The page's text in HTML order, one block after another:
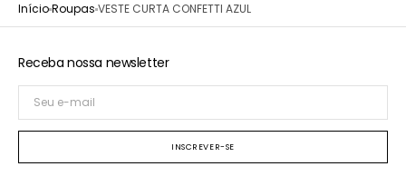
InícioRoupas VESTE CURTA CONFETTI AZUL
Receba nossa newsletter
Seu
mail
INSCREVER-SE